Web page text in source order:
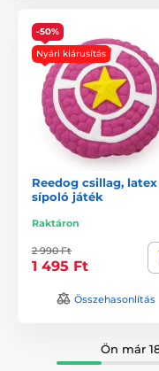
-50%
Nyári kiárusítás
Reedog csillag, latex
sípoló játék
Raktáron
2 990 Ft
1 495 Ft
Összehasonlítás
Ön már